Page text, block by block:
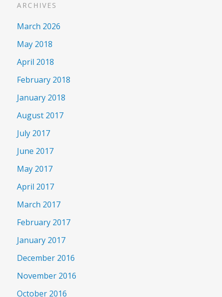
ARCHIVES
March 2026
May 2018
April 2018
February 2018
January 2018
August 2017
July 2017
June 2017
May 2017
April 2017
March 2017
February 2017
January 2017
December 2016
November 2016
October 2016